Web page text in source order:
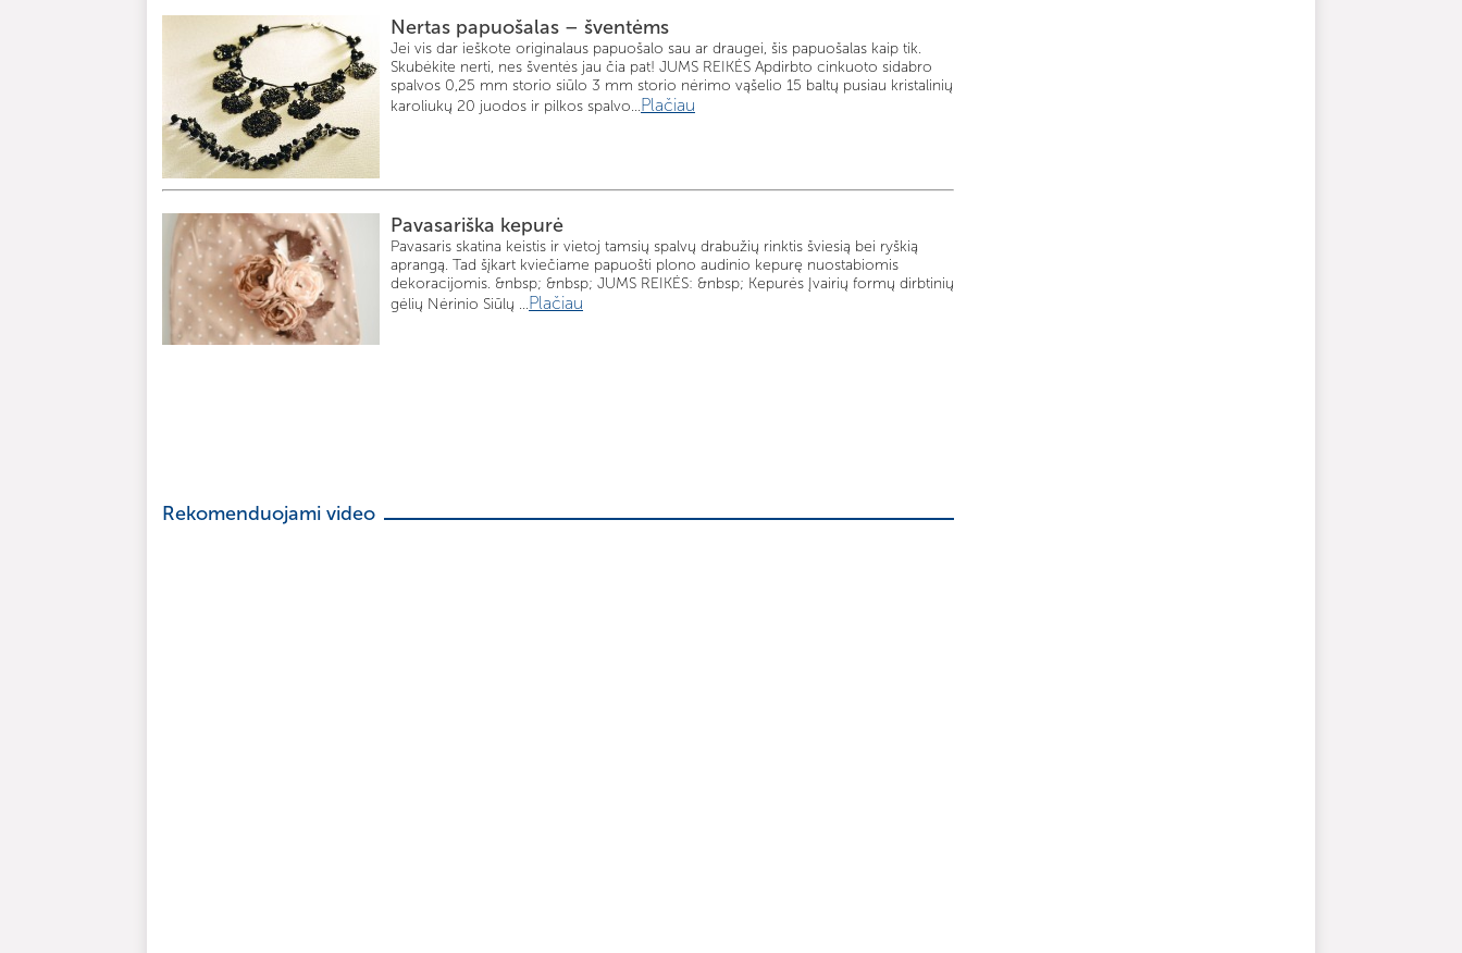
Nertas papuošalas – šventėms
Jei vis dar ieškote originalaus papuošalo sau ar draugei, šis papuošalas kaip tik.
Skubėkite nerti, nes šventės jau čia pat! JUMS REIKĖS Apdirbto cinkuoto sidabro
spalvos 0,25 mm storio siūlo 3 mm storio nėrimo vąšelio 15 baltų pusiau kristalinių
karoliukų 20 juodos ir pilkos spalvo...Plačiau
Pavasariška kepurė
Pavasaris skatina keistis ir vietoj tamsių spalvų drabužių rinktis šviesią bei ryškią
aprangą. Tad šįkart kviečiame papuošti plono audinio kepurę nuostabiomis
dekoracijomis. &nbsp; &nbsp; JUMS REIKĖS: &nbsp; Kepurės Įvairių formų dirbtinių
gėlių Nėrinio Siūlų ...Plačiau
Rekomenduojami video